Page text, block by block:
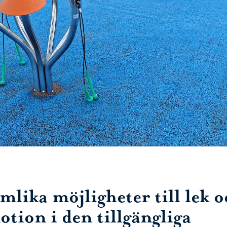
möjligheter till lek
i den tillgängliga